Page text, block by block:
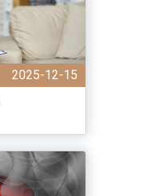
2025-12-15